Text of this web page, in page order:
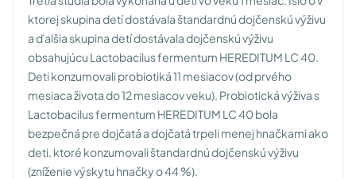
ktorej skupina detí dostávala štandardnú dojčenskú výživu
a ďalšia skupina detí dostávala dojčenskú výživu
obsahujúcu Lactobacilus fermentum HEREDITUM LC 40.
Deti konzumovali probiotiká 11 mesiacov (od prvého
mesiaca života do 12 mesiacov veku). Probiotická výživa s
Lactobacilus fermentum HEREDITUM LC 40 bola
bezpečná pre dojčatá a dojčatá trpeli menej hnačkami ako
deti, ktoré konzumovali štandardnú dojčenskú výživu
(zníženie výskytu hnačky o 44 %).